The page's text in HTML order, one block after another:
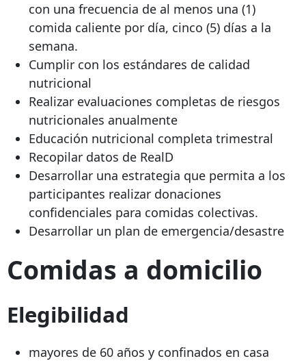
con una frecuencia de al menos una (1)
comida caliente por día, cinco (5) días a la
semana.
Cumplir con los estándares de calidad
nutricional
Realizar evaluaciones completas de riesgos
nutricionales anualmente
Educación nutricional completa trimestral
Recopilar datos de RealD
Desarrollar una estrategia que permita a los
participantes realizar donaciones
confidenciales para comidas colectivas.
Desarrollar un plan de emergencia/desastre
Comidas a domicilio
Elegibilidad
mayores de 60 años y confinados en casa